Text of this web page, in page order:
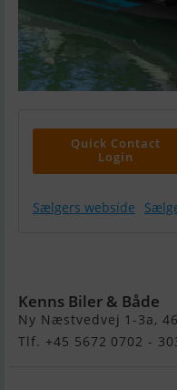
Quick Contact
Login
Sælgers webside
Kenns Biler & Både
Ny Næstvedvej 1-3a,
Tlf. +45 5672 0702 -